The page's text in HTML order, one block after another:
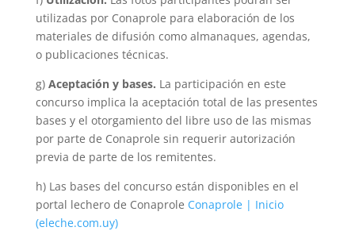
utilizadas por Conaprole para elaboración de los
materiales de difusión como almanaques, agendas,
o publicaciones técnicas.
g) Aceptación y bases. La participación en este
concurso implica la aceptación total de las presentes
bases y el otorgamiento del libre uso de las mismas
por parte de Conaprole sin requerir autorización
previa de parte de los remitentes.
h) Las bases del concurso están disponibles en el
portal lechero de Conaprole Conaprole | Inicio
(eleche.com.uy)